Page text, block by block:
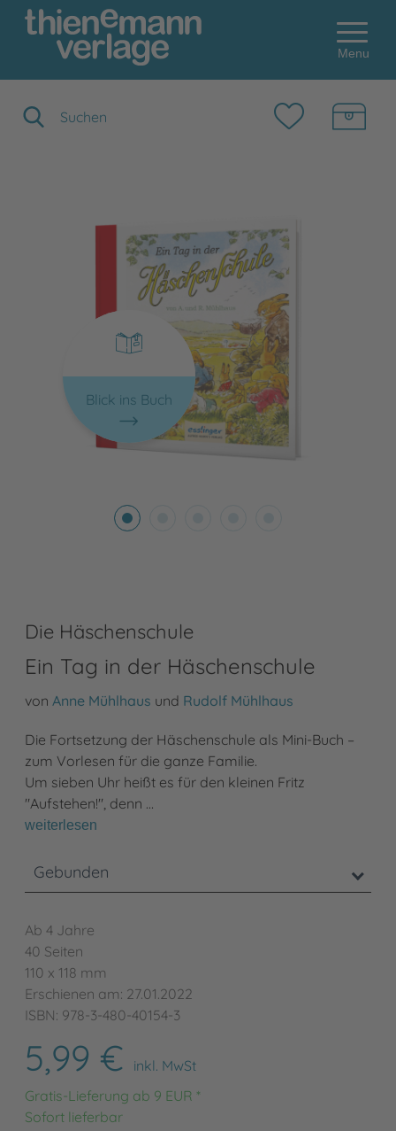
Menu
Blick ins Buch
Die Häschenschule
Ein Tag in der Häschenschule
von Anne Mühlhaus und Rudolf Mühlhaus
Die Fortsetzung der Häschenschule als Mini-Buch –
zum Vorlesen für die ganze Familie.
Um sieben Uhr heißt es für den kleinen Fritz
"Aufstehen!", denn …
weiterlesen
Gebunden
Ab 4 Jahre
40 Seiten
110 x 118 mm
Erschienen am: 27.01.2022
ISBN: 978-3-480-40154-3
5,99 €
inkl. MwSt
Gratis-Lieferung ab 9 EUR *
Sofort lieferbar